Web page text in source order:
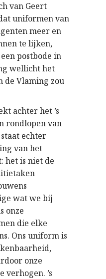
van Geert
uniformen van
meer en
te lijken,
postbode in
wellicht het
de Vlaming zou
achter het ’s
rondlopen van
echter
van het
het is niet de
wat we bij
onze
die elke
Ons uniform is
onze
verhogen. ’s